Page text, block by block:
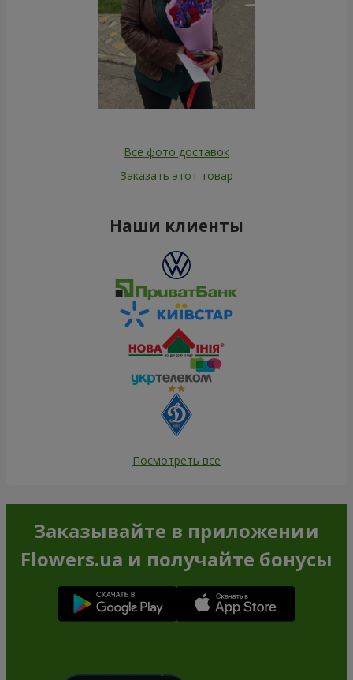
Все фото доставок
Заказать этот товар
Наши клиенты
Посмотреть все
Заказывайте в приложении
Flowers.ua и получайте бонусы